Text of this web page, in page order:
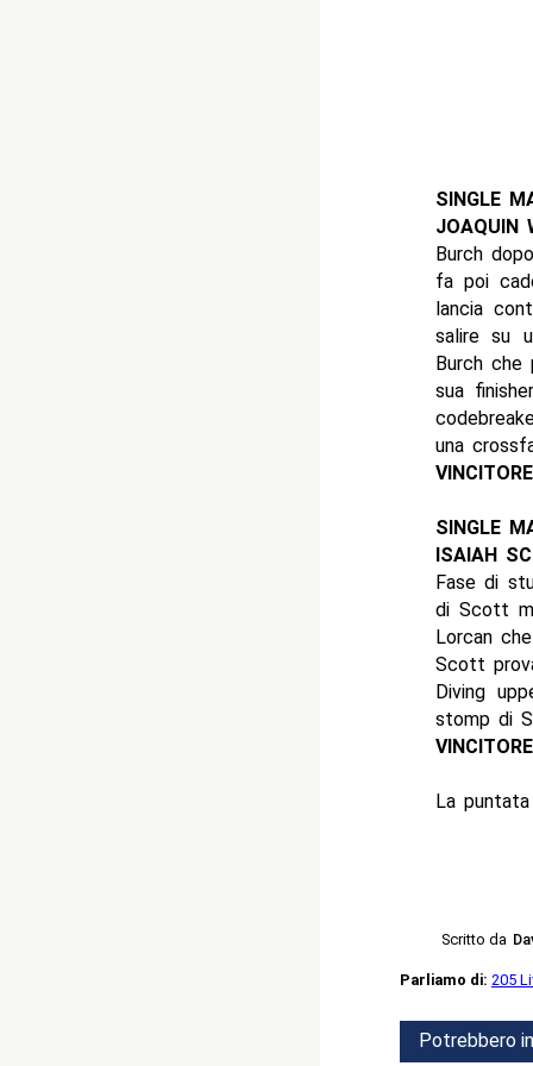
SINGLE
JOAQUIN
Burch
fa poi
lancia
salire su
Burch
sua
una
SINGLE
ISAIAH
Fase di
di Scott
Lorcan
Scott
Diving
stomp di
La
Scritto da
Parliamo di: 205
Potrebbero